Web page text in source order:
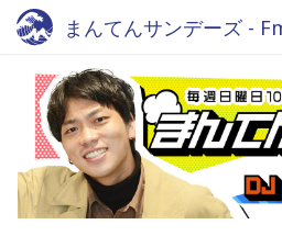
まんてんサンデーズ -